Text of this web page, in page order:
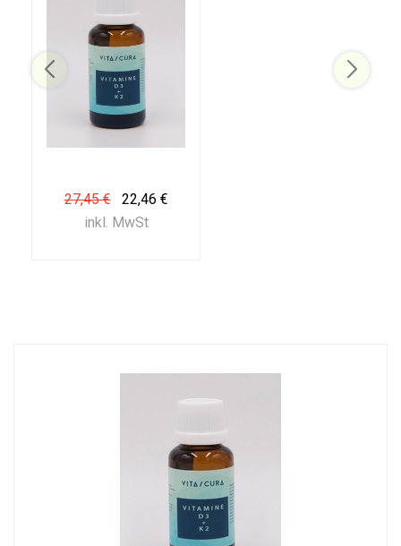
27,45 €
22,46 €
inkl. MwSt